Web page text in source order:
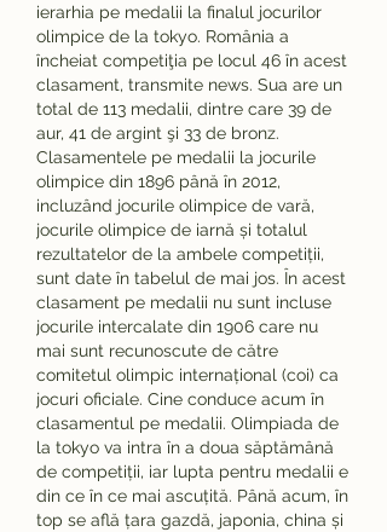
ierarhia pe medalii la finalul jocurilor
olimpice de la tokyo. România a
încheiat competiţia pe locul 46 în acest
clasament, transmite news. Sua are un
total de 113 medalii, dintre care 39 de
aur, 41 de argint şi 33 de bronz.
Clasamentele pe medalii la jocurile
olimpice din 1896 până în 2012,
incluzând jocurile olimpice de vară,
jocurile olimpice de iarnă și totalul
rezultatelor de la ambele competiții,
sunt date în tabelul de mai jos. În acest
clasament pe medalii nu sunt incluse
jocurile intercalate din 1906 care nu
mai sunt recunoscute de către
comitetul olimpic internațional (coi) ca
jocuri oficiale. Cine conduce acum în
clasamentul pe medalii. Olimpiada de
la tokyo va intra în a doua săptămână
de competiții, iar lupta pentru medalii e
din ce în ce mai ascuțită. Până acum, în
top se află țara gazdă, japonia, china și